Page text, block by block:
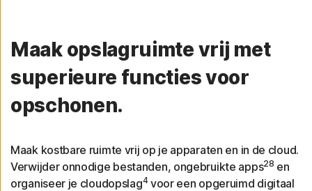
Maak opslagruimte vrij met
superieure functies voor
opschonen.
Maak kostbare ruimte vrij op je apparaten en in de cloud.
Verwijder onnodige bestanden, ongebruikte apps28 en
organiseer je cloudopslag4voor een opgeruimd digitaal